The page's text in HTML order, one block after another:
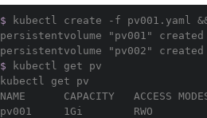
$
kubectl create -f pv001.yaml
persistentvolume "pv001" created
persistentvolume "pv002" created
$
kubectl get pv
kubectl get pv
NAME      CAPACITY   ACCESS
pv001     1Gi        RWO